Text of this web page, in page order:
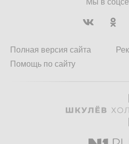
Мы в
Полная версия сайта
Помощь по сайту